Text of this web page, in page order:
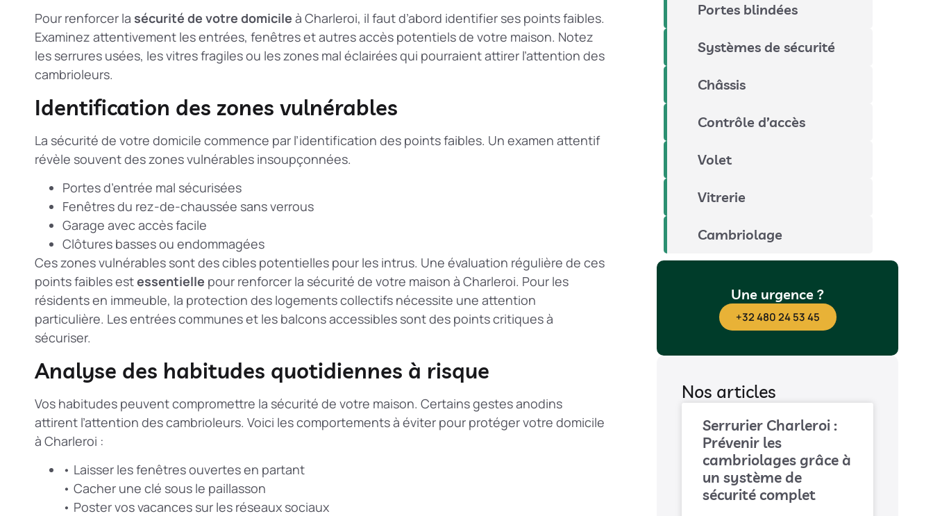
Pour renforcer la sécurité de votre domicile à Charleroi, il faut d’abord identifier ses points faibles.
Examinez attentivement les entrées, fenêtres et autres accès potentiels de votre maison. Notez
les serrures usées, les vitres fragiles ou les zones mal éclairées qui pourraient attirer l’attention des
cambrioleurs.
Identification des zones vulnérables
La sécurité de votre domicile commence par l’identification des points faibles. Un examen attentif
révèle souvent des zones vulnérables insoupçonnées.
Portes d’entrée mal sécurisées
Fenêtres du rez-de-chaussée sans verrous
Garage avec accès facile
Clôtures basses ou endommagées
Ces zones vulnérables sont des cibles potentielles pour les intrus. Une évaluation régulière de ces
points faibles estessentielle pour renforcer la sécurité de votre maison à Charleroi. Pour les
résidents en immeuble, la protection des logements collectifs nécessite une attention
particulière. Les entrées communes et les balcons accessibles sont des points critiques à
sécuriser.
Analyse des habitudes quotidiennes à risque
Vos habitudes peuvent compromettre la sécurité de votre maison. Certains gestes anodins
attirent l’attention des cambrioleurs. Voici les comportements à éviter pour protéger votre domicile
à Charleroi :
• Laisser les fenêtres ouvertes en partant
• Cacher une clé sous le paillasson
• Poster vos vacances sur les réseaux sociaux
Portes blindées
Systèmes de sécurité
Châssis
Contrôle d’accès
Volet
Vitrerie
Cambriolage
Une urgence ?
+32 480 24 53 45
Nos articles
Serrurier Charleroi :
Prévenir les
cambriolages grâce à
un système de
sécurité complet